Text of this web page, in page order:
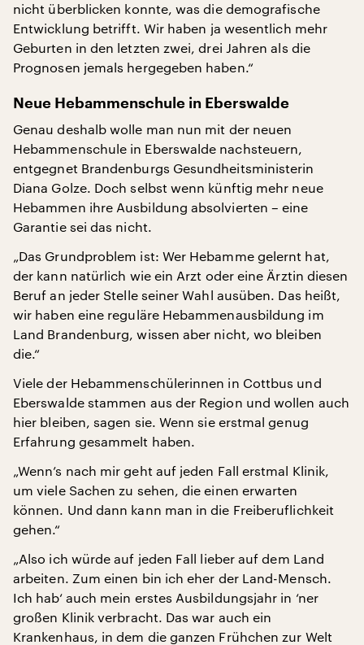
nicht überblicken konnte, was die demografische
Entwicklung betrifft. Wir haben ja wesentlich mehr
Geburten in den letzten zwei, drei Jahren als die
Prognosen jemals hergegeben haben.“
Neue Hebammenschule in Eberswalde
Genau deshalb wolle man nun mit der neuen
Hebammenschule in Eberswalde nachsteuern,
entgegnet Brandenburgs Gesundheitsministerin
Diana Golze. Doch selbst wenn künftig mehr neue
Hebammen ihre Ausbildung absolvierten – eine
Garantie sei das nicht.
„Das Grundproblem ist: Wer Hebamme gelernt hat,
der kann natürlich wie ein Arzt oder eine Ärztin diesen
Beruf an jeder Stelle seiner Wahl ausüben. Das heißt,
wir haben eine reguläre Hebammenausbildung im
Land Brandenburg, wissen aber nicht, wo bleiben
die.“
Viele der Hebammenschülerinnen in Cottbus und
Eberswalde stammen aus der Region und wollen auch
hier bleiben, sagen sie. Wenn sie erstmal genug
Erfahrung gesammelt haben.
„Wenn’s nach mir geht auf jeden Fall erstmal Klinik,
um viele Sachen zu sehen, die einen erwarten
können. Und dann kann man in die Freiberuflichkeit
gehen.“
„Also ich würde auf jeden Fall lieber auf dem Land
arbeiten. Zum einen bin ich eher der Land-Mensch.
Ich hab‘ auch mein erstes Ausbildungsjahr in ‘ner
großen Klinik verbracht. Das war auch ein
Krankenhaus, in dem die ganzen Frühchen zur Welt